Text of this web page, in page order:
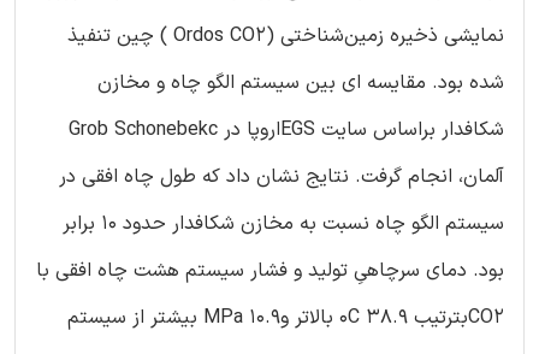
نمایشی ذخیره زمین‌شناختی (Ordos CO2 ) چین تنفیذ
شده بود. مقایسه ای بین سیستم الگو چاه و مخازن
شکافدار براساس سایت EGSاروپا در Grob Schonebekc
آلمان، انجام گرفت. نتایج نشان داد که طول چاه افقی در
سیستم الگو چاه نسبت به مخازن شکافدار حدود 10 برابر
بود. دمای سرچاهیِ تولید و فشار سیستم هشت چاه‌ افقی با
CO2بترتیب 38.9 0C بالاتر و10.9 MPa بیشتر از سیستم